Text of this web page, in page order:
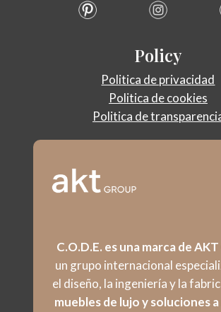
Policy
Politica de privacidad
Politica de cookies
Politica de
C.O.D.E. es una marca de
un grupo internacional
el diseño, la ingeniería y la
muebles de lujo y soluciones